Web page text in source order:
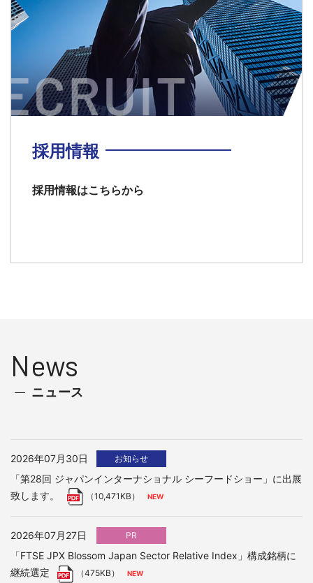
採用情報
採用情報はこちらから
News
ニュース
2026年07月30日 お知らせ
「第28回 ジャパンインターナショナル シーフードショー」に出展
致します。
（10,471KB）
2026年07月27日 PR
「FTSE JPX Blossom Japan Sector Relative Index」構成銘柄に
継続選定
（475KB）